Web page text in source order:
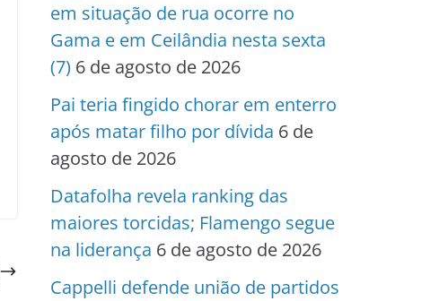
em situação de rua ocorre no
Gama e em Ceilândia nesta sexta
(7) 6 de agosto de 2026
Pai teria fingido chorar em enterro
após matar filho por dívida 6 de
agosto de 2026
Datafolha revela ranking das
maiores torcidas; Flamengo segue
na liderança 6 de agosto de 2026
Cappelli defende união de partidos